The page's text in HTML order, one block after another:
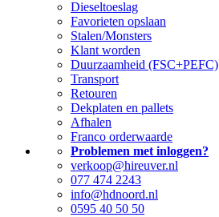
Dieseltoeslag
Favorieten opslaan
Stalen/Monsters
Klant worden
Duurzaamheid (FSC+PEFC)
Transport
Retouren
Dekplaten en pallets
Afhalen
Franco orderwaarde
Problemen met inloggen?
verkoop@hireuver.nl
077 474 2243
info@hdnoord.nl
0595 40 50 50